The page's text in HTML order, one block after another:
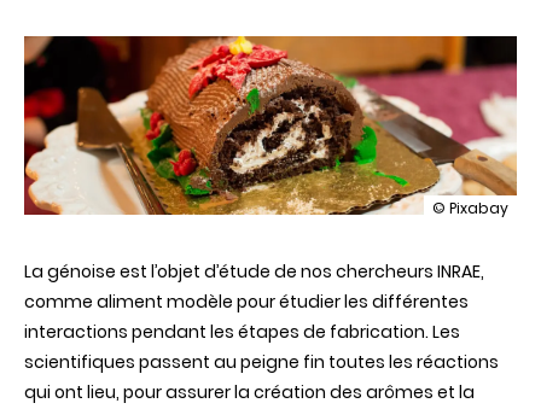
illustration
sur
aliments
du
futur !
© Pixabay
La génoise est l’objet d’étude de nos chercheurs INRAE,
comme aliment modèle pour étudier les différentes
interactions pendant les étapes de fabrication. Les
scientifiques passent au peigne fin toutes les réactions
qui ont lieu, pour assurer la création des arômes et la